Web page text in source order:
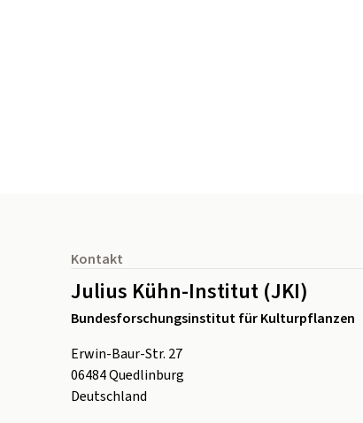
Kontakt
Julius Kühn-Institut (JKI)
Bundesforschungsinstitut für Kulturpflanzen
Erwin-Baur-Str. 27
06484Quedlinburg
Deutschland